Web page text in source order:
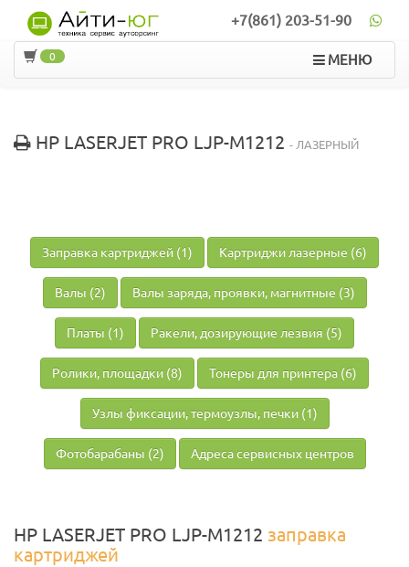
+7(861) 203-51-90
МЕНЮ
0
HP LASERJET PRO LJP-M1212 - ЛАЗЕРНЫЙ
Заправка картриджей (1) Картриджи лазерные (6)
Валы (2) Валы заряда, проявки, магнитные (3)
Платы (1) Ракели, дозирующие лезвия (5)
Ролики, площадки (8) Тонеры для принтера (6)
Узлы фиксации, термоузлы, печки (1)
Фотобарабаны (2) Адреса сервисных центров
HP LASERJET PRO LJP-M1212 заправка
картриджей